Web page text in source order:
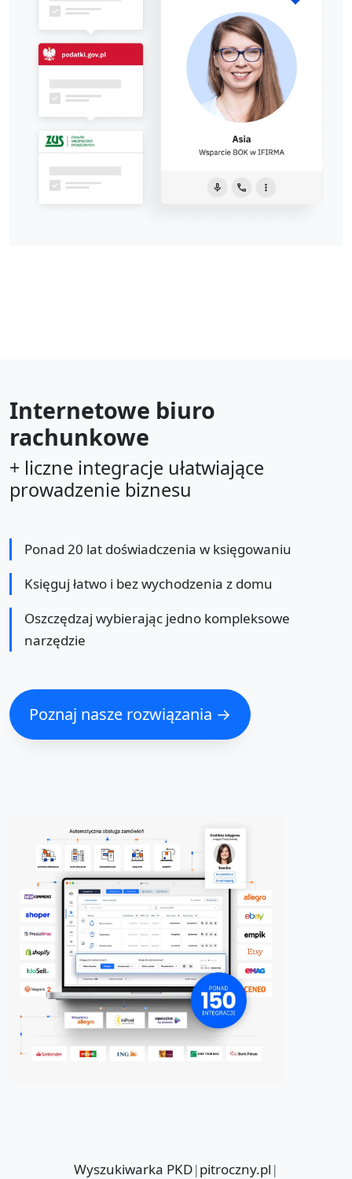
Internetowe biuro
rachunkowe
+ liczne integracje ułatwiające
prowadzenie biznesu
Ponad 20 lat doświadczenia w księgowaniu
Księguj łatwo i bez wychodzenia z domu
Oszczędzaj wybierając jedno kompleksowe
narzędzie
Poznaj nasze rozwiązania →
Wyszukiwarka PKD|pitroczny.pl |